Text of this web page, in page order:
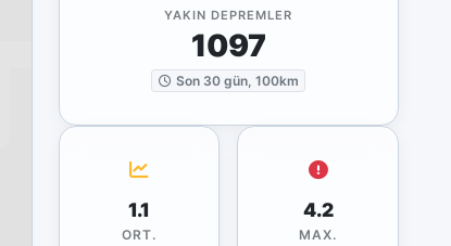
YAKIN DEPREMLER
1097
Son 30 gün, 100km
1.1
ORT.
4.2
MAX.